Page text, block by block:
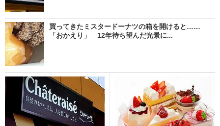
買ってきたミスタードーナツの箱を開けると……
「おかえり」 12年待ち望んだ光景に...